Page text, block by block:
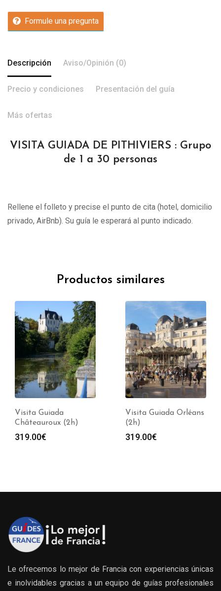
Formule una pregunta
Descripción Aviso/Opinión (0)
Precio y condiciones Presentación del guía
Más ofertas
VISITA GUIADA DE PITHIVIERS : Grupo
de 1 a 30 personas
Rellene el folleto y precise el punto de cita (hotel, domicilio
privado, AirBnb). Su guía le esperará al punto indicado.
Productos similares
Visita Guiada
Châteauroux (2h)
319.00€
Visita Guiada Orléans
(2h)
319.00€
Le ofrecemos lo mejor de Francia con experiencias únicas
e inolvidables gracias a un equipo de guías profesionales